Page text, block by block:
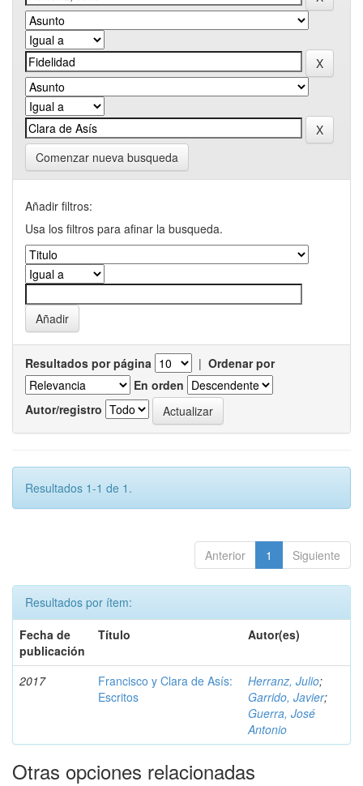
Comenzar nueva busqueda
Añadir filtros:
Usa los filtros para afinar la busqueda.
Resultados por página | Ordenar por
En orden
Autor/registro
Resultados 1-1 de 1.
Anterior 1 Siguiente
Resultados por ítem:
Fecha de
publicación
Título Autor(es)
2017
Francisco y Clara de Asís:
Escritos
Herranz, Julio;
Garrido, Javier;
Guerra, José
Antonio
Otras opciones relacionadas